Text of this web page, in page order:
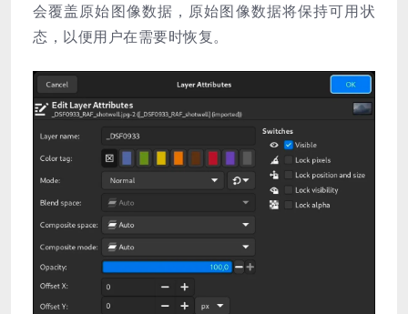
会覆盖原始图像数据，原始图像数据将保持可用状
态，以便用户在需要时恢复。